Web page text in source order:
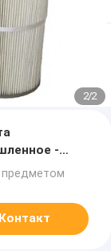
2/2
-
предметом
Контакт